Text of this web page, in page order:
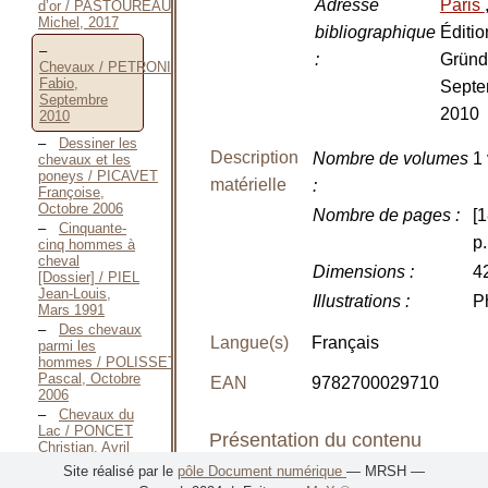
d’or / PASTOUREAU
Michel, 2017
Chevaux / PETRONI
Fabio,
Septembre
2010
Dessiner les
chevaux et les
poneys / PICAVET
Françoise,
Octobre 2006
Cinquante-
cinq hommes à
cheval
[Dossier] / PIEL
Jean-Louis,
Mars 1991
Des chevaux
parmi les
hommes / POLISSET
Pascal, Octobre
2006
Chevaux du
Lac / PONCET
Christian, Avril
2007
Carle Vernet.
Adresse
bibliographique
:
Paris ,
2010
Description
matérielle
Nombre de volumes
:
1
Nombre de pages:
p.
Dimensions:
Illustrations:
Langue(s) Français
EAN 9782700029710
Présentation du contenu
Site réalisé par le pôle Document numérique — MRSH —